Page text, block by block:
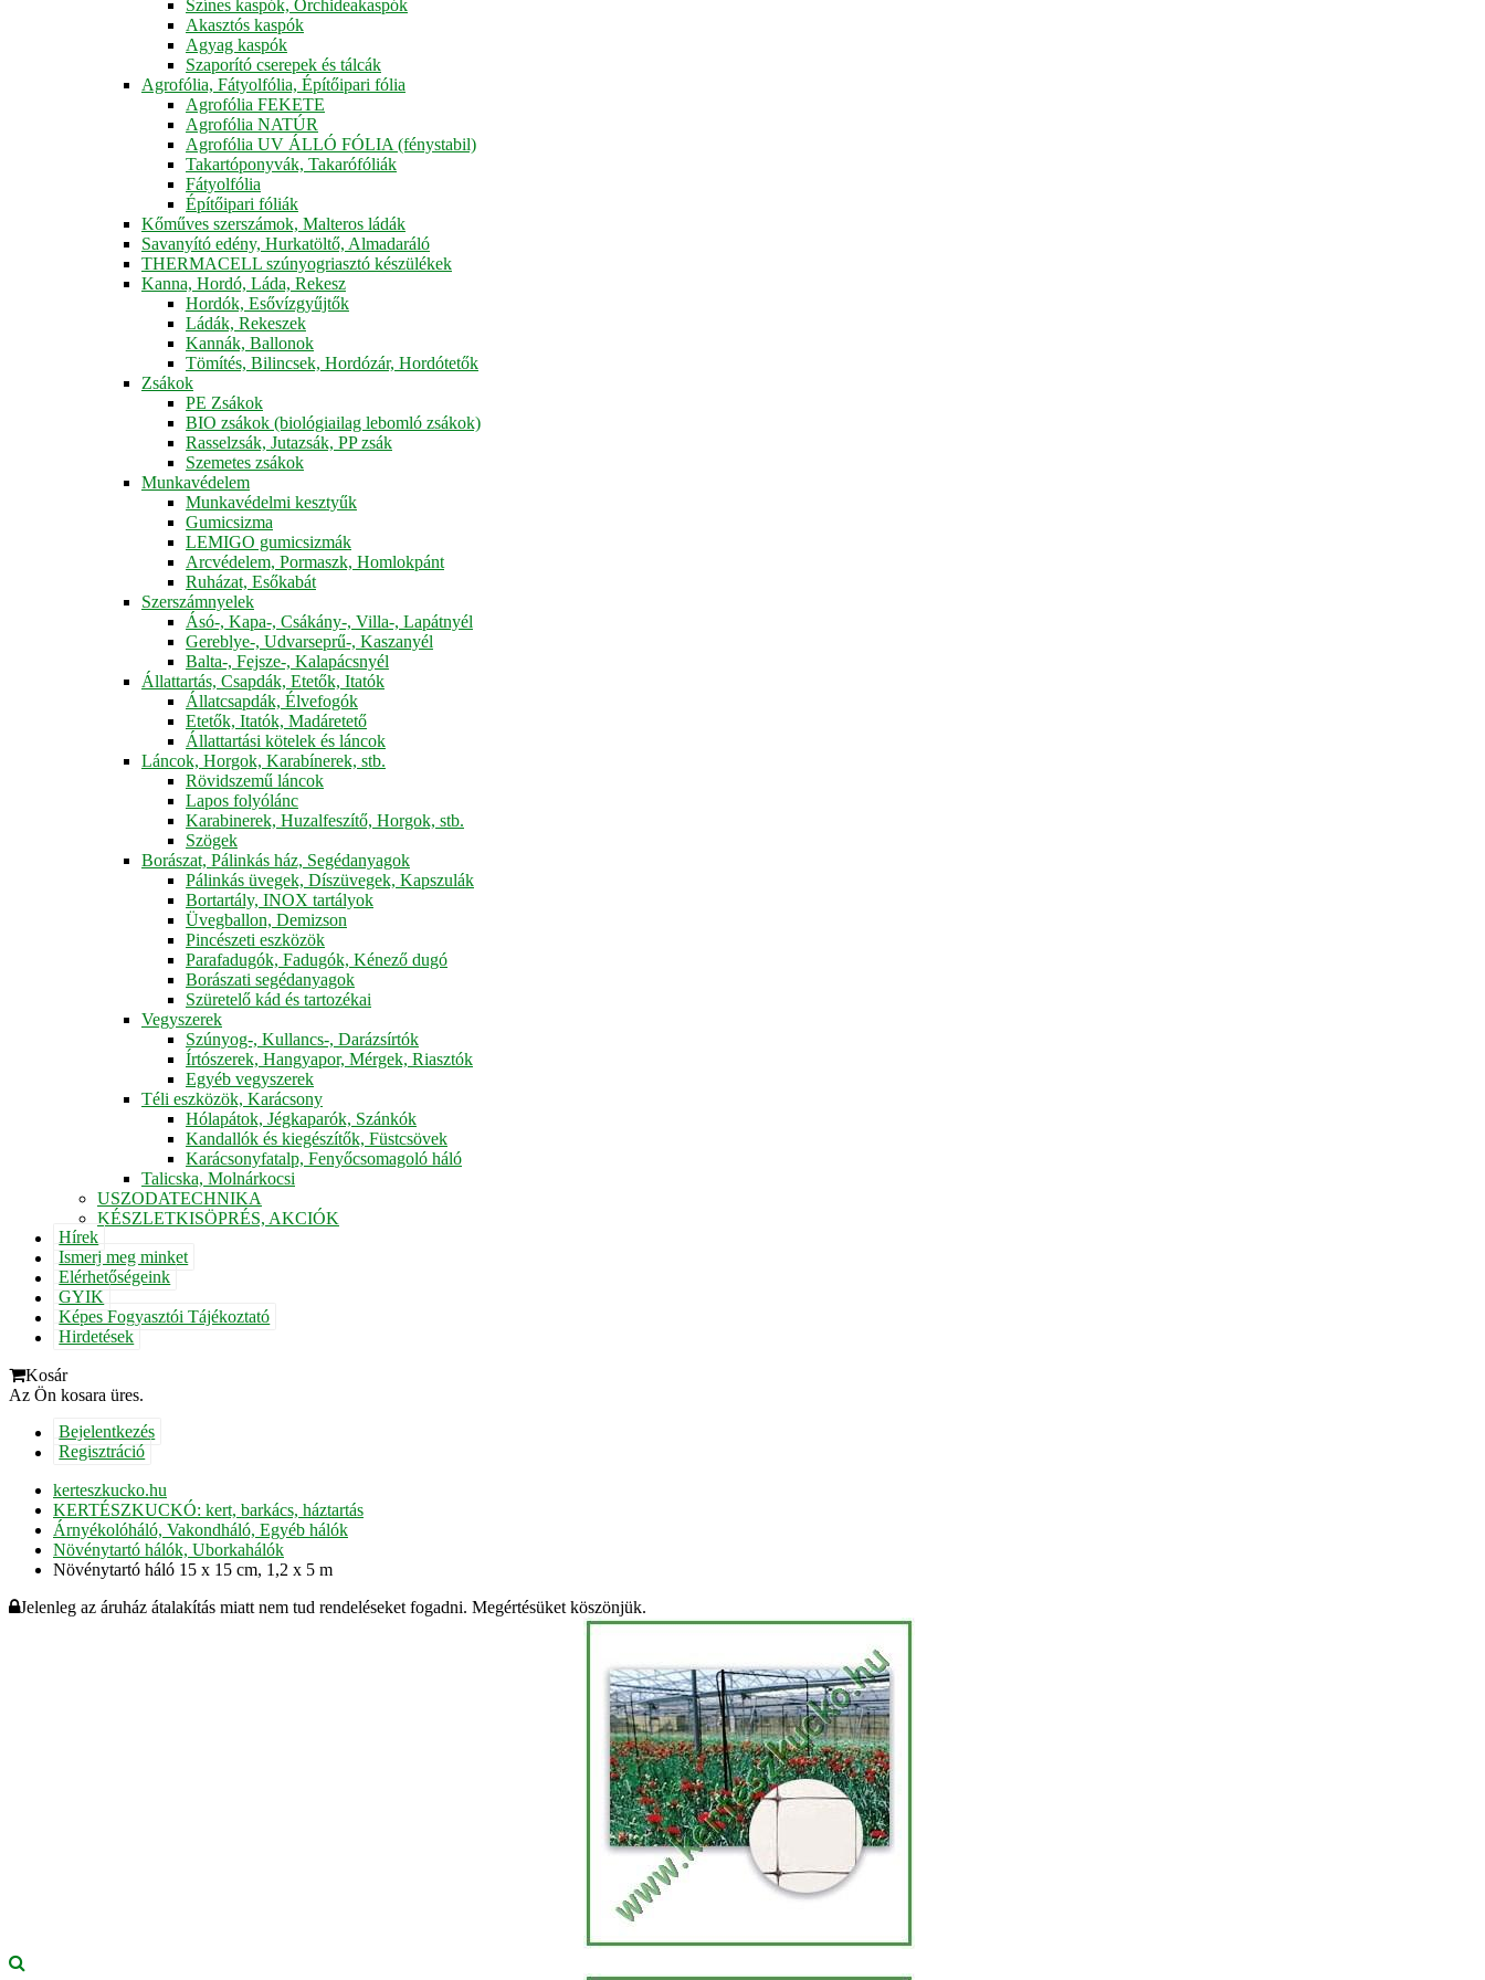
Színes kaspók, Orchideakaspók
Akasztós kaspók
Agyag kaspók
Szaporító cserepek és tálcák
Agrofólia, Fátyolfólia, Építőipari fólia
Agrofólia FEKETE
Agrofólia NATÚR
Agrofólia UV ÁLLÓ FÓLIA (fénystabil)
Takartóponyvák, Takarófóliák
Fátyolfólia
Építőipari fóliák
Kőműves szerszámok, Malteros ládák
Savanyító edény, Hurkatöltő, Almadaráló
THERMACELL szúnyogriasztó készülékek
Kanna, Hordó, Láda, Rekesz
Hordók, Esővízgyűjtők
Ládák, Rekeszek
Kannák, Ballonok
Tömítés, Bilincsek, Hordózár, Hordótetők
Zsákok
PE Zsákok
BIO zsákok (biológiailag lebomló zsákok)
Rasselzsák, Jutazsák, PP zsák
Szemetes zsákok
Munkavédelem
Munkavédelmi kesztyűk
Gumicsizma
LEMIGO gumicsizmák
Arcvédelem, Pormaszk, Homlokpánt
Ruházat, Esőkabát
Szerszámnyelek
Ásó-, Kapa-, Csákány-, Villa-, Lapátnyél
Gereblye-, Udvarseprű-, Kaszanyél
Balta-, Fejsze-, Kalapácsnyél
Állattartás, Csapdák, Etetők, Itatók
Állatcsapdák, Élvefogók
Etetők, Itatók, Madáretető
Állattartási kötelek és láncok
Láncok, Horgok, Karabínerek, stb.
Rövidszemű láncok
Lapos folyólánc
Karabinerek, Huzalfeszítő, Horgok, stb.
Szögek
Borászat, Pálinkás ház, Segédanyagok
Pálinkás üvegek, Díszüvegek, Kapszulák
Bortartály, INOX tartályok
Üvegballon, Demizson
Pincészeti eszközök
Parafadugók, Fadugók, Kénező dugó
Borászati segédanyagok
Szüretelő kád és tartozékai
Vegyszerek
Szúnyog-, Kullancs-, Darázsírtók
Írtószerek, Hangyapor, Mérgek, Riasztók
Egyéb vegyszerek
Téli eszközök, Karácsony
Hólapátok, Jégkaparók, Szánkók
Kandallók és kiegészítők, Füstcsövek
Karácsonyfatalp, Fenyőcsomagoló háló
Talicska, Molnárkocsi
USZODATECHNIKA
KÉSZLETKISÖPRÉS, AKCIÓK
Hírek
Ismerj meg minket
Elérhetőségeink
GYIK
Képes Fogyasztói Tájékoztató
Hirdetések
Kosár
Az Ön kosara üres.
Bejelentkezés
Regisztráció
kerteszkucko.hu
KERTÉSZKUCKÓ: kert, barkács, háztartás
Árnyékolóháló, Vakondháló, Egyéb hálók
Növénytartó hálók, Uborkahálók
Növénytartó háló 15 x 15 cm, 1,2 x 5 m
Jelenleg az áruház átalakítás miatt nem tud rendeléseket fogadni. Megértésüket köszönjük.